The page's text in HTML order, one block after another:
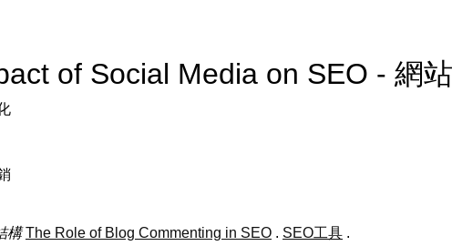
of Social Media on SEO - 網
構 The Role of Blog Commenting in SEO . SEO工具 .